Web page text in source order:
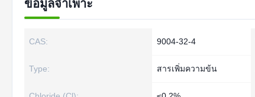
ข้อมูลจำเพาะ
CAS: 9004-32-4
Type: สารเพิ่มความข้น